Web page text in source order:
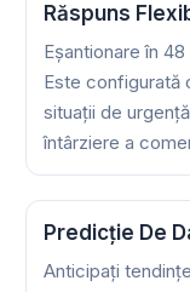
Răspuns
Eșantionare în
Este configurată
situații de
întârziere a
Predicție De
Anticipați